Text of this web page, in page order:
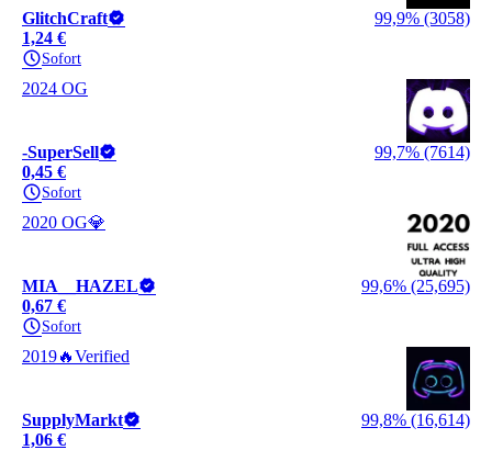
GlitchCraft
99,9% (3058)
1,24 €
Sofort
2024 OG
-SuperSell
99,7% (7614)
0,45 €
Sofort
2020 OG💎
MIA__HAZEL
99,6% (25,695)
0,67 €
Sofort
2019🔥Verified
SupplyMarkt
99,8% (16,614)
1,06 €